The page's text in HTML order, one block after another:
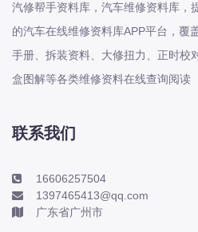
资料、汽修资料
力、拆装步骤、
睿蓝9原厂维修
汽修帮手资料库，汽车维修资料库，
的汽车在线维修资料库APP平台，覆
手册、拆装资料、大修扭力、正时校
盒图解等各类维修资料在线查询阅读
联系我们
16606257504
1397465413@qq.com
广东省广州市